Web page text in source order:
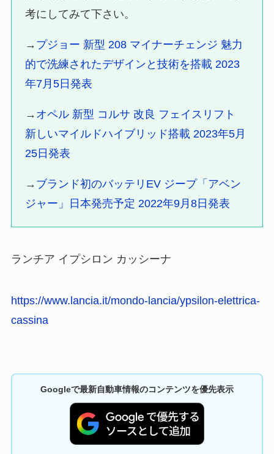
考にしてみて下さい。
→ プジョー 新型 208 マイナーチェンジ 魅力
的で洗練されたデザインと技術を搭載 2023
年7月5日発表
→ オペル 新型 コルサ 改良 フェイスリフト
新しいマイルドハイブリッド搭載 2023年5月
25日発表
→ ブランド初のバッテリEV ジープ「アベン
ジャー」日本発売予定 2022年9月8日発表
ランチア イプシロン カッシーナ
https://www.lancia.it/mondo-lancia/ypsilon-elettrica-
cassina
Googleで最新自動車情報のコンテンツを優先表示